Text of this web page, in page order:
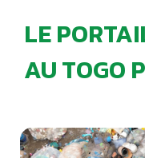
LE
AU TOGO